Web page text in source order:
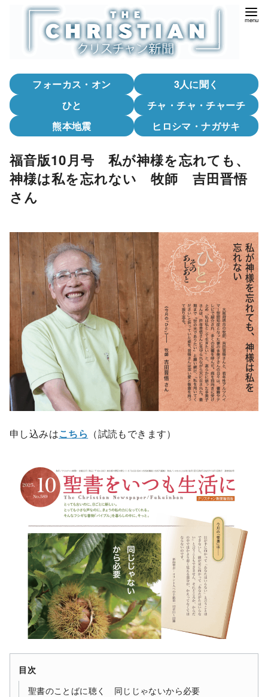
フォーカス・オン
3人に聞く
ひと
チャ・チャ・チャーチ
熊本地震
ヒロシマ・ナガサキ
福音版10月号 私が神様を忘れても、
神様は私を忘れない 牧師 吉田晋悟
さん
申し込みはこちら （試読もできます）
目次
聖書のことばに聴く 同じじゃないから必要